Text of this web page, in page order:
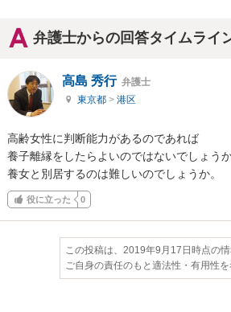
弁護士からの回答タイムライ
高島 秀行 弁護士
東京都 > 港区
高齢女性に判断能力があるのであれば
養子離縁をしたらよいのではないでしょうか
養女と別居するのは難しいのでしょうか。
役に立った 0
この投稿は、2019年9月17日時点の情
ご自身の責任のもと適法性・有用性